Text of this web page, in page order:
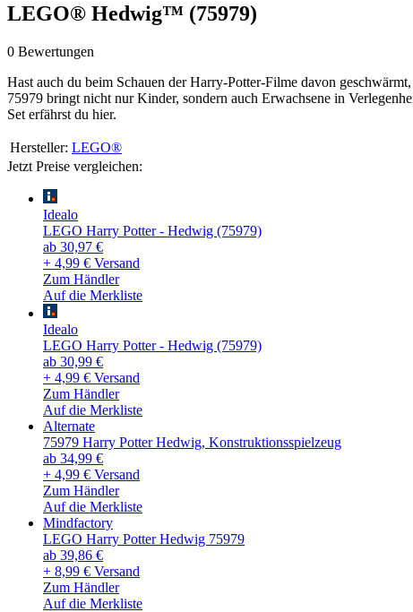
LEGO® Hedwig™ (75979)
0 Bewertungen
Hast auch du beim Schauen der Harry-Potter-Filme davon
75979 bringt nicht nur Kinder, sondern auch Erwachsene in
Set erfährst du hier.
Hersteller: LEGO®
Jetzt Preise vergleichen:
Idealo
LEGO Harry Potter - Hedwig (75979)
ab 30,97 €
+ 4,99 € Versand
Zum Händler
Auf die Merkliste
Idealo
LEGO Harry Potter - Hedwig (75979)
ab 30,99 €
+ 4,99 € Versand
Zum Händler
Auf die Merkliste
Alternate
75979 Harry Potter Hedwig, Konstruktionsspielzeug
ab 34,99 €
+ 4,99 € Versand
Zum Händler
Auf die Merkliste
Mindfactory
LEGO Harry Potter Hedwig 75979
ab 39,86 €
+ 8,99 € Versand
Zum Händler
Auf die Merkliste